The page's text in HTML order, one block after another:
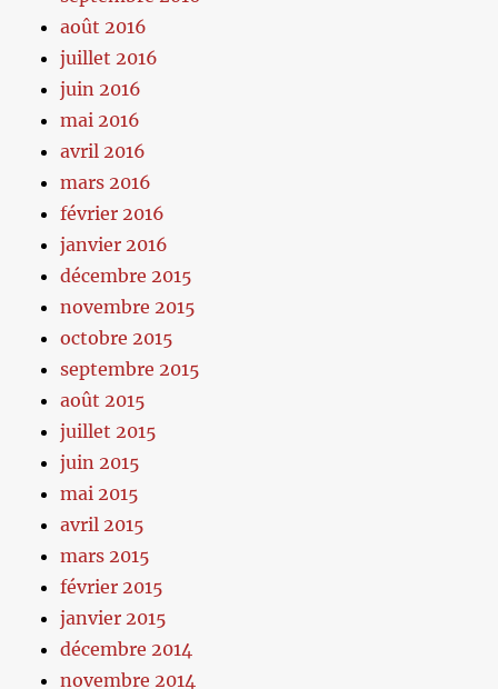
août 2016
juillet 2016
juin 2016
mai 2016
avril 2016
mars 2016
février 2016
janvier 2016
décembre 2015
novembre 2015
octobre 2015
septembre 2015
août 2015
juillet 2015
juin 2015
mai 2015
avril 2015
mars 2015
février 2015
janvier 2015
décembre 2014
novembre 2014